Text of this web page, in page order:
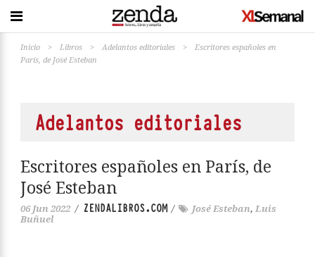
Inicio > Libros > Adelantos editoriales >
Escritores españoles en
París, de José Esteban
Adelantos editoriales
Escritores españoles en París, de
José Esteban
06 Jun 2022 / ZENDALIBROS.COM/ José Esteban, Luis
Buñuel